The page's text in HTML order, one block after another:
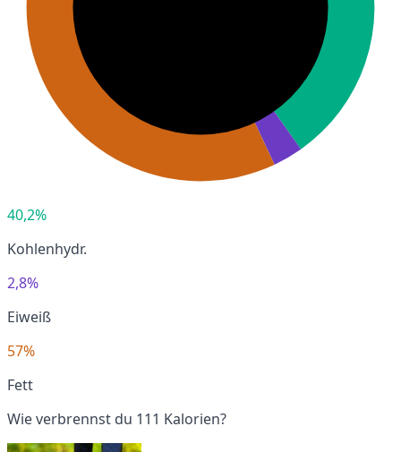
40,2%
Kohlenhydr.
2,8%
Eiweiß
57%
Fett
Wie verbrennst du 111 Kalorien?